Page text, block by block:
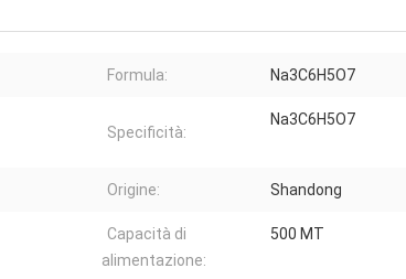
Formula: Na3C6H5O7
Specificità:
Na3C6H5O7
Origine: Shandong
Capacità di
alimentazione:
500 MT